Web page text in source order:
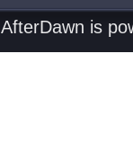
AfterDawn is